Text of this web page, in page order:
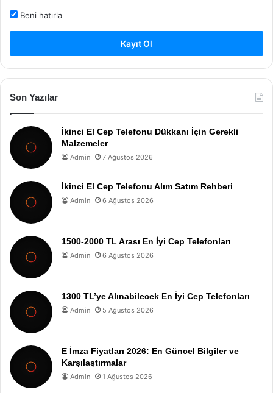
Beni hatırla
Kayıt Ol
Son Yazılar
İkinci El Cep Telefonu Dükkanı İçin Gerekli
Malzemeler
Admin 7 Ağustos 2026
İkinci El Cep Telefonu Alım Satım Rehberi
Admin 6 Ağustos 2026
1500-2000 TL Arası En İyi Cep Telefonları
Admin 6 Ağustos 2026
1300 TL’ye Alınabilecek En İyi Cep Telefonları
Admin 5 Ağustos 2026
E İmza Fiyatları 2026: En Güncel Bilgiler ve
Karşılaştırmalar
Admin 1 Ağustos 2026